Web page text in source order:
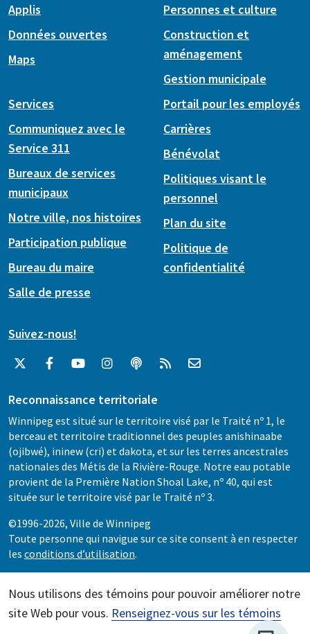
Nous utilisons des témoins pour pouvoir améliorer notre
site Web pour vous. Renseignez-vous sur les témoins
Applis
Données ouvertes
Maps
Personnes et culture
Construction et
aménagement
Gestion municipale
Services
Communiquez avec le
Service 311
Bureaux de services
municipaux
Notre ville, nos histoires
Participation publique
Bureau du maire
Salle de presse
Portail pour les employés
Carrières
Bénévolat
Politiques visant le
personnel
Plan du site
Politique de
confidentialité
Suivez-nous!
Reconnaissance territoriale
Winnipeg est situé sur le territoire visé par le Traité nº 1, le
berceau et territoire traditionnel des peuples anishinaabe
(ojibwé), ininew (cri) et dakota, et sur les terres ancestrales
nationales des Métis de la Rivière-Rouge. Notre eau potable
provient de la Première Nation Shoal Lake, nº 40, qui est
située sur le territoire visé par le Traité nº 3.
©1996-2026, Ville de Winnipeg
Toute personne qui navigue sur ce site consent à en respecter
les conditions d’utilisation.